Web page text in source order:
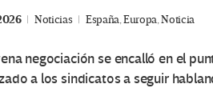
Noticias España,Europa,Noticia
negociación se encalló en el
a los sindicatos a seguir